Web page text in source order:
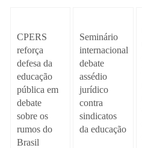
CPERS
reforça
defesa da
educação
pública em
debate
sobre os
rumos do
Brasil
Seminário
internacional
debate
assédio
jurídico
contra
sindicatos
da educação